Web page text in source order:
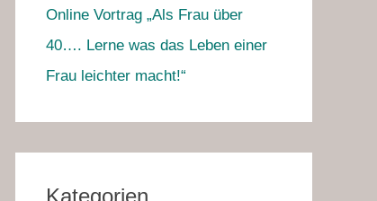
Online Vortrag „Als Frau über
40…. Lerne was das Leben einer
Frau leichter macht!“
Kategorien